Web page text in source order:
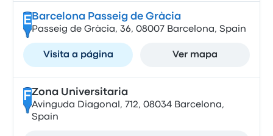
E Barcelona Passeig de Gràcia
Passeig de Gràcia, 36, 08007 Barcelona, Spain
Visita a página Ver mapa
FZona Universitaria
Avinguda Diagonal, 712, 08034 Barcelona,
Spain